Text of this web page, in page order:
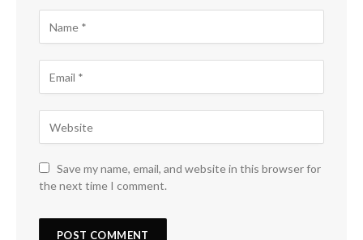
Save my name, email, and website in this browser for
the next time I comment.